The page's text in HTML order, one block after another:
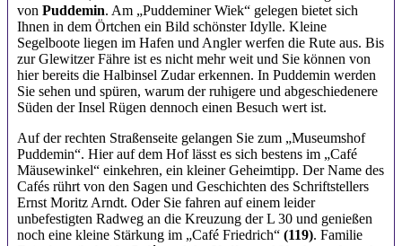
von Puddemin. Am „Puddeminer Wiek“ gelegen bietet sich
Ihnen in dem Örtchen ein Bild schönster Idylle. Kleine
Segelboote liegen im Hafen und Angler werfen die Rute aus. Bis
zur Glewitzer Fähre ist es nicht mehr weit und Sie können von
hier bereits die Halbinsel Zudar erkennen. In Puddemin werden
Sie sehen und spüren, warum der ruhigere und abgeschiedenere
Süden der Insel Rügen dennoch einen Besuch wert ist.
Auf der rechten Straßenseite gelangen Sie zum „Museumshof
Puddemin“. Hier auf dem Hof lässt es sich bestens im „Café
Mäusewinkel“ einkehren, ein kleiner Geheimtipp. Der Name des
Cafés rührt von den Sagen und Geschichten des Schriftstellers
Ernst Moritz Arndt. Oder Sie fahren auf einem leider
unbefestigten Radweg an die Kreuzung der L 30 und genießen
noch eine kleine Stärkung im „Café Friedrich“ (119). Familie